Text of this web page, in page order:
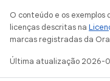
O conteúdo e os
licenças descritas na
marcas registradas da
Última atualização 2026-